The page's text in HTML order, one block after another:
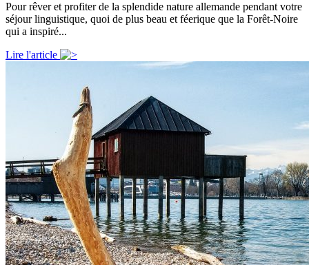
Pour rêver et profiter de la splendide nature allemande pendant votre
séjour linguistique, quoi de plus beau et féerique que la Forêt-Noire
qui a inspiré...
Lire l'article